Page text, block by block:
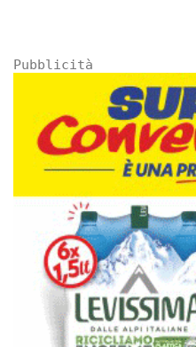
Pubblicità